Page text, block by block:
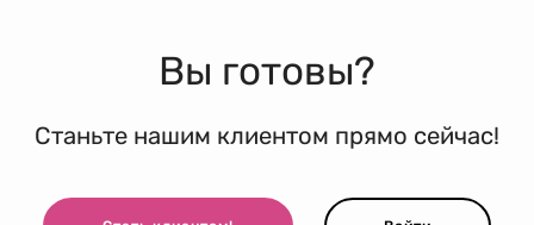
Вы готовы?
Станьте нашим клиентом прямо сейчас!